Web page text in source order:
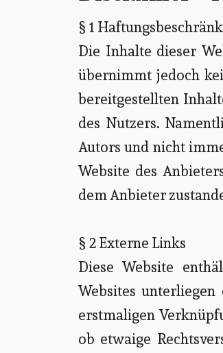
§ 1
Die Inhalte dieser
übernimmt jedoch
bereitgestellten
des Nutzers.
Autors und nicht
Website des
dem Anbieter
§ 2 Externe Links
Diese Website
Websites
erstmaligen
ob etwaige